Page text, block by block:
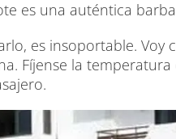
es una auténtica
es insoportable. Voy
Fíjense la